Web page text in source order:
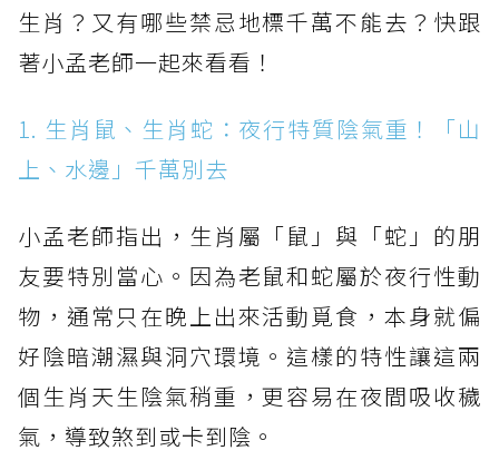
生肖？又有哪些禁忌地標千萬不能去？快跟
著小孟老師一起來看看！
1. 生肖鼠、生肖蛇：夜行特質陰氣重！「山
上、水邊」千萬別去
小孟老師指出，生肖屬「鼠」與「蛇」的朋
友要特別當心。因為老鼠和蛇屬於夜行性動
物，通常只在晚上出來活動覓食，本身就偏
好陰暗潮濕與洞穴環境。這樣的特性讓這兩
個生肖天生陰氣稍重，更容易在夜間吸收穢
氣，導致煞到或卡到陰。